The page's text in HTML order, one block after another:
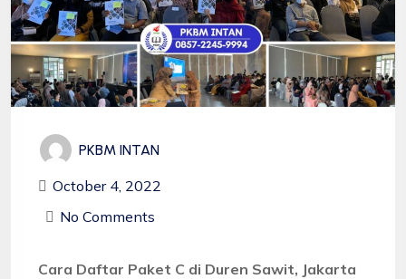
PKBM INTAN
October 4, 2022
No Comments
Cara Daftar Paket C di Duren Sawit, Jakarta